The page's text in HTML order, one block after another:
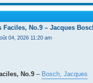
Faciles, No.9 – Jacques
04, 2026 11:20 am
No.9 – Bosch, Jacques